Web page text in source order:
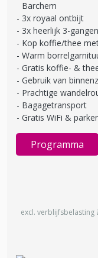
Barchem
3x royaal ontbijt
3x heerlijk 3-
Kop koffie/thee
Warm
Gratis koffie- &
Gebruik van
Prachtige
Bagagetransport
Gratis WiFi &
Programma
excl. verblijfsbelasting